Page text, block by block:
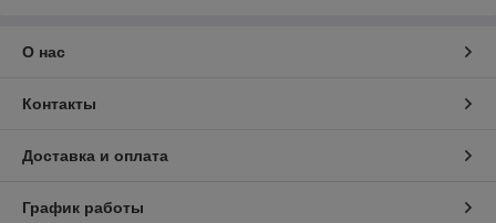
О нас
Контакты
Доставка и оплата
График работы